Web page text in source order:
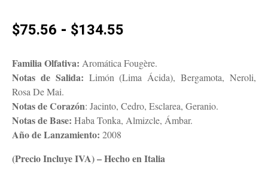
$75.56 - $134.55
precios:
desde
$75.56
$134.55
Familia Olfativa: Aromática Fougère.
Notas de Salida: Limón (Lima Ácida), Bergamota, Neroli,
Rosa De Mai.
Notas de Corazón: Jacinto, Cedro, Esclarea, Geranio.
Notas de Base: Haba Tonka, Almizcle, Ámbar.
Año de Lanzamiento: 2008
(Precio Incluye IVA) – Hecho en Italia